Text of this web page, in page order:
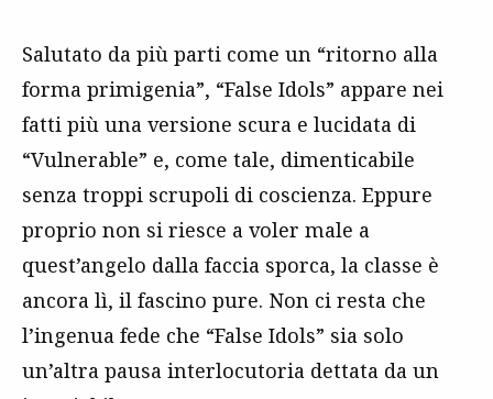
Salutato da più parti come un “ritorno alla
forma primigenia”, “False Idols” appare nei
fatti più una versione scura e lucidata di
“Vulnerable” e, come tale, dimenticabile
senza troppi scrupoli di coscienza. Eppure
proprio non si riesce a voler male a
quest’angelo dalla faccia sporca, la classe è
ancora lì, il fascino pure. Non ci resta che
l’ingenua fede che “False Idols” sia solo
un’altra pausa interlocutoria dettata da un